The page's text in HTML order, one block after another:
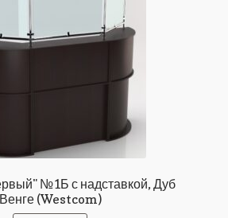
№1Б с надставкой, Дуб
Венге (Westcom)